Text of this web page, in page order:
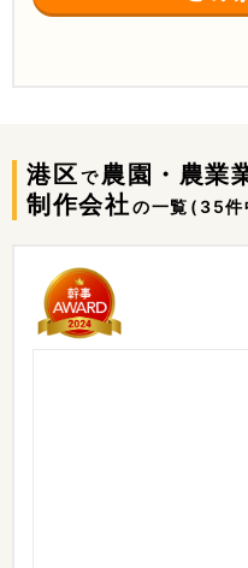
港区で農園・農業
制作会社の一覧 (35件